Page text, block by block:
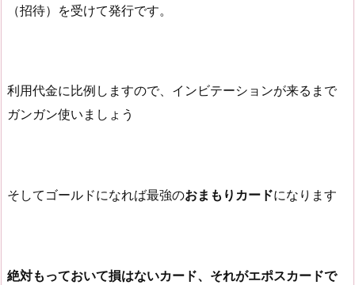
（招待）を受けて発行です。
利用代金に比例しますので、インビテーションが来るまで
ガンガン使いましょう
そしてゴールドになれば最強のおまもりカードになります
絶対もっておいて損はないカード、それがエポスカードで